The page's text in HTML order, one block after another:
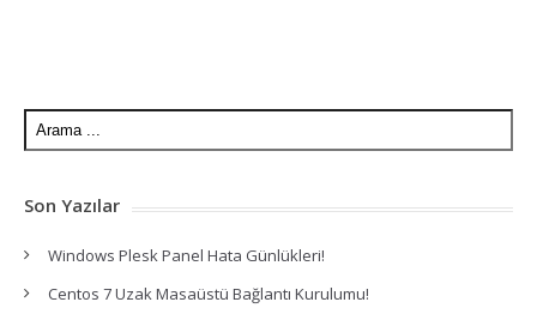
Son Yazılar
Windows Plesk Panel Hata Günlükleri!
Centos 7 Uzak Masaüstü Bağlantı Kurulumu!